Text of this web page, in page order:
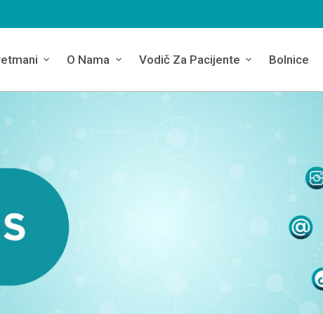
O Nama Vodič Za Pacijente Bolnice